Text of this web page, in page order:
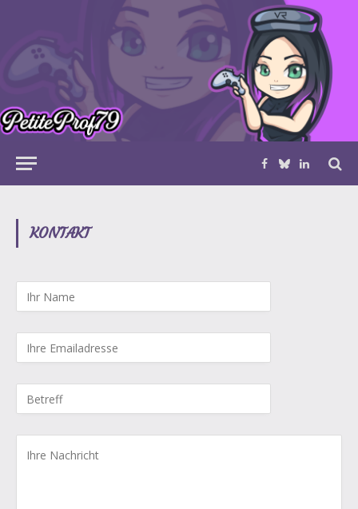
Facebook
BlueskyLinkedIn
KONTAKT